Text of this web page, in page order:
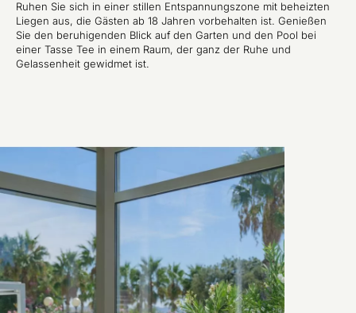
Ruhen Sie sich in einer stillen Entspannungszone mit beheizten
Liegen aus, die Gästen ab 18 Jahren vorbehalten ist. Genießen
Sie den beruhigenden Blick auf den Garten und den Pool bei
einer Tasse Tee in einem Raum, der ganz der Ruhe und
Gelassenheit gewidmet ist.